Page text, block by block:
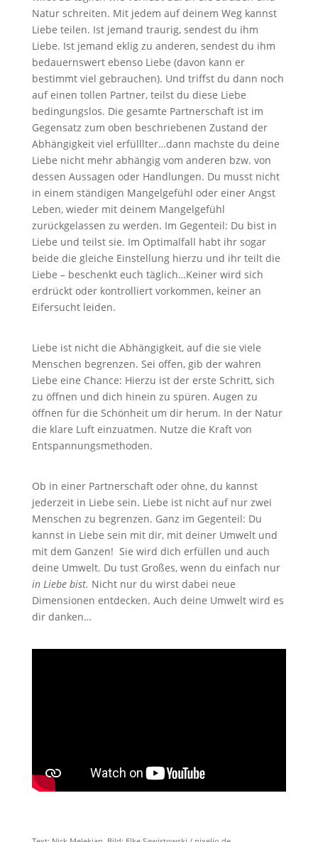
Natur schreiten. Mit jedem auf deinem Weg kannst
Liebe teilen. Ist jemand traurig, sendest du ihm
Liebe. Ist jemand eklig zu anderen, sendest du ihm
bedauernswert ebenso Liebe (davon kann er
bestimmt viel gebrauchen). Und triffst du dann noch
auf einen tollen Partner, teilst du diese Liebe
bedingungslos. Die gesamte Partnerschaft ist im
Gegensatz zum oben beschriebenen Zustand der
Abhängigkeit viel erfülllter…dann machste du deine
Liebe nicht mehr abhängig vom anderen bzw. von
dessen Aussagen oder Handlungen. Du musst nicht
in einem ständigen Mangelgefühl oder einer Angst
Leben, wieder mit deinem Mangelgefühl
zurückgelassen zu werden. Im Gegenteil: Du bist in
Liebe und teilst sie. Im Optimalfall habt ihr sogar
beide die gleiche Einstellung hierzu und ihr teilt die
Liebe – beschenkt euch täglich…Keiner wird sich
erdrückt oder kontrolliert vorkommen, keiner an
Eifersucht leiden.
Liebe ist nicht die Abhängigkeit, auf die sie viele
Menschen begrenzen. Sei offen, gib der wahren
Liebe eine Chance: Hierzu ist der erste Schritt, sich
zu öffnen und dich hinein zu spüren. Augen zu
öffnen für die Schönheit um dir herum. In der Natur
die klare Luft einzuatmen. Nutze die Kraft von
Entspannungsmethoden.
Ob in einer Partnerschaft oder ohne, du kannst
jederzeit in Liebe sein. Liebe ist nicht auf nur zwei
Menschen zu begrenzen. Ganz im Gegenteil: Du
kannst in Liebe sein mit dir, mit deiner Umwelt und
mit dem Ganzen! Sie wird dich erfüllen und auch
deine Umwelt. Du tust Großes, wenn du einfach nur
in Liebe bist. Nicht nur du wirst dabei neue
Dimensionen entdecken. Auch deine Umwelt wird es
dir danken…